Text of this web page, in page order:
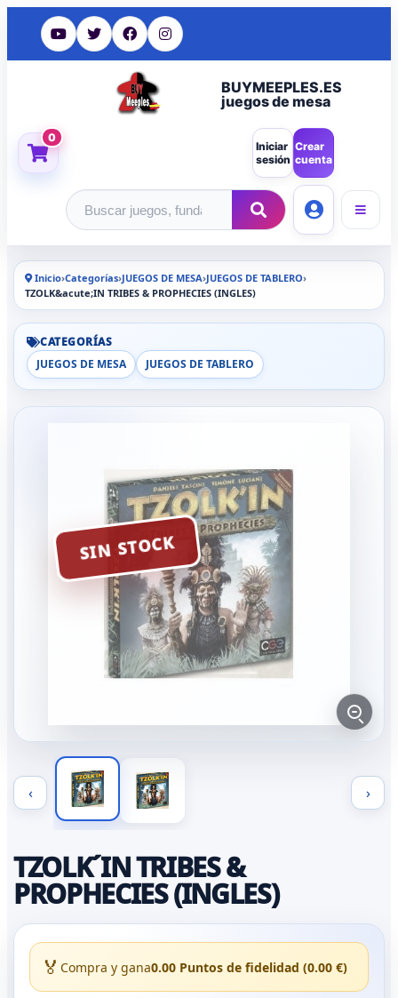
BUYMEEPLES.ES
juegos de mesa
0
Iniciar
sesión
Crear
cuenta
Buscar productos
Inicio›Categorías›JUEGOS DE MESA›JUEGOS DE TABLERO›
TZOLK&acute;IN TRIBES & PROPHECIES (INGLES)
CATEGORÍAS
JUEGOS DE MESA
JUEGOS DE TABLERO
SIN STOCK
‹ ›
TZOLK´IN TRIBES &
PROPHECIES (INGLES)
🏅 Compra y gana0.00 Puntos de fidelidad (0.00 €)